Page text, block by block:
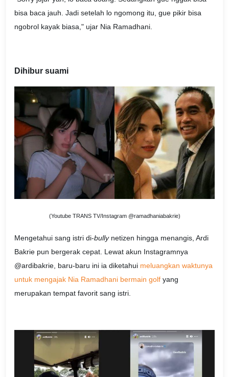
bisa baca jauh. Jadi setelah lo ngomong itu, gue pikir bisa
ngobrol kayak biasa," ujar Nia Ramadhani.
Dihibur suami
(Youtube TRANS TV/Instagram @ramadhaniabakrie)
Mengetahui sang istri di-bully netizen hingga menangis, Ardi
Bakrie pun bergerak cepat. Lewat akun Instagramnya
@ardibakrie, baru-baru ini ia diketahui meluangkan waktunya
untuk mengajak Nia Ramadhani bermain golf yang
merupakan tempat favorit sang istri.